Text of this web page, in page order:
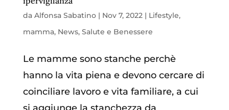
da Alfonsa Sabatino| Nov 7, 2022| Lifestyle,
mamma, News, Salute e Benessere
Le mamme sono stanche perchè
hanno la vita piena e devono cercare di
coinciliare lavoro e vita familiare, a cui